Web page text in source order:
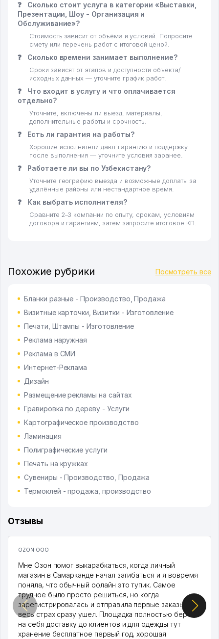
❓
Сколько стоит услуга в категории «Выставки,
Презентации, Шоу - Организация и
Обслуживание»?
Стоимость зависит от объёма и условий. Попросите
смету или перечень работ с итоговой ценой.
❓ Сколько времени занимает выполнение?
Сроки зависят от этапов и доступности объекта/
исходных данных — уточните график работ.
❓
Что входит в услугу и что оплачивается
отдельно?
Уточните, включены ли выезд, материалы,
дополнительные работы и срочность.
❓ Есть ли гарантия на работы?
Хорошие исполнители дают гарантию и поддержку
после выполнения — уточните условия заранее.
❓ Работаете ли вы по Узбекистану?
Уточните географию выезда и возможные доплаты за
удалённые районы или нестандартное время.
❓ Как выбрать исполнителя?
Сравните 2–3 компании по опыту, срокам, условиям
договора и гарантиям, затем запросите итоговое КП.
Похожие рубрики Посмотреть все
Бланки разные - Производство, Продажа
Визитные карточки, Визитки - Изготовление
Печати, Штампы - Изготовление
Реклама наружная
Реклама в СМИ
Интернет-Реклама
Дизайн
Размещение рекламы на сайтах
Гравировка по дереву - Услуги
Картографическое производство
Ламинация
Полиграфические услуги
Печать на кружках
Сувениры - Производство, Продажа
Термоклей - продажа, производство
Отзывы
OZON ООО
Мне Озон помог выкарабкаться, когда личный
магазин в Самарканде начал загибаться и я вовремя
поняла, что обычный офлайн это тупик. Самое
трудное было просто решиться, но когда
зарегистрировалась и отправила первые заказы,
весь страх сразу ушел. Площадка полностью берет
на себя доставку до клиентов и для одежды тут
хранение бесплатное первый год, хорошая